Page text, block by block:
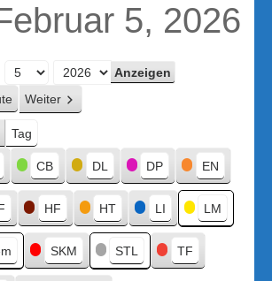
5, 2026
Weiter
Tag
CB DL DP EN
HF HT LI LM
SKM STL TF